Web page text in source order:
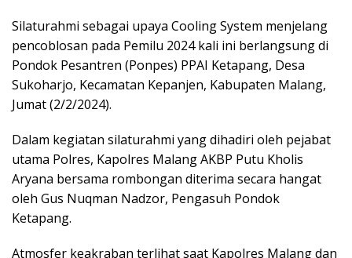
Silaturahmi sebagai upaya Cooling System menjelang
pencoblosan pada Pemilu 2024 kali ini berlangsung di
Pondok Pesantren (Ponpes) PPAI Ketapang, Desa
Sukoharjo, Kecamatan Kepanjen, Kabupaten Malang,
Jumat (2/2/2024).
Dalam kegiatan silaturahmi yang dihadiri oleh pejabat
utama Polres, Kapolres Malang AKBP Putu Kholis
Aryana bersama rombongan diterima secara hangat
oleh Gus Nuqman Nadzor, Pengasuh Pondok
Ketapang.
Atmosfer keakraban terlihat saat Kapolres Malang dan